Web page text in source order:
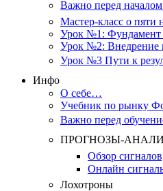
Важно перед началом
Мастер-класс о пяти
Урок №1: Фундамент
Урок №2: Внедрение
Урок №3 Пути к
Инфо
О себе…
Учебник по рынку
Важно перед
ПРОГНОЗЫ-
Обзор
Онлайн
Лохотроны